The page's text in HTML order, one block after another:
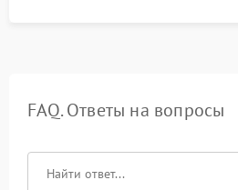
FAQ. Ответы на вопросы